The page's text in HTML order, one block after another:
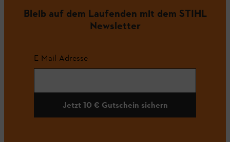
Bleib auf dem Laufenden mit dem STIHL
Newsletter
E-Mail-Adresse
Jetzt 10 € Gutschein sichern